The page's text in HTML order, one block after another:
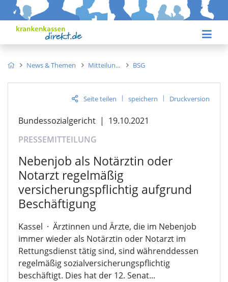
News & Themen Mitteilun BSG
Seite teilen | speichern | Druckversion
Bundessozialgericht | 19.10.2021
PRESSEMITTEILUNG
Nebenjob als Notärztin oder
Notarzt regelmäßig
versicherungspflichtig aufgrund
Beschäftigung
Kassel · Ärztinnen und Ärzte, die im Nebenjob
immer wieder als Notärztin oder Notarzt im
Rettungsdienst tätig sind, sind währenddessen
regelmäßig sozialversicherungspflichtig
beschäftigt. Dies hat der 12. Senat...